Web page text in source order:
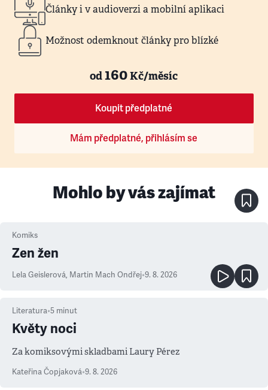
Články i v audioverzi a mobilní aplikaci
Možnost odemknout články pro blízké
od160Kč/měsíc
Koupit předplatné
Mám předplatné, přihlásím se
Mohlo by vás zajímat
Komiks
Zen žen
Lela Geislerová, Martin Mach Ondřej•9. 8. 2026
Literatura•5 minut
Květy noci
Za komiksovými skladbami Laury Pérez
Kateřina Čopjaková•9. 8. 2026